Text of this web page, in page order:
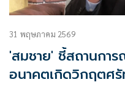
31 พฤษภาคม 2569
'สมชาย' ชี้สถานกา
อนาคตเกิดวิกฤตศ